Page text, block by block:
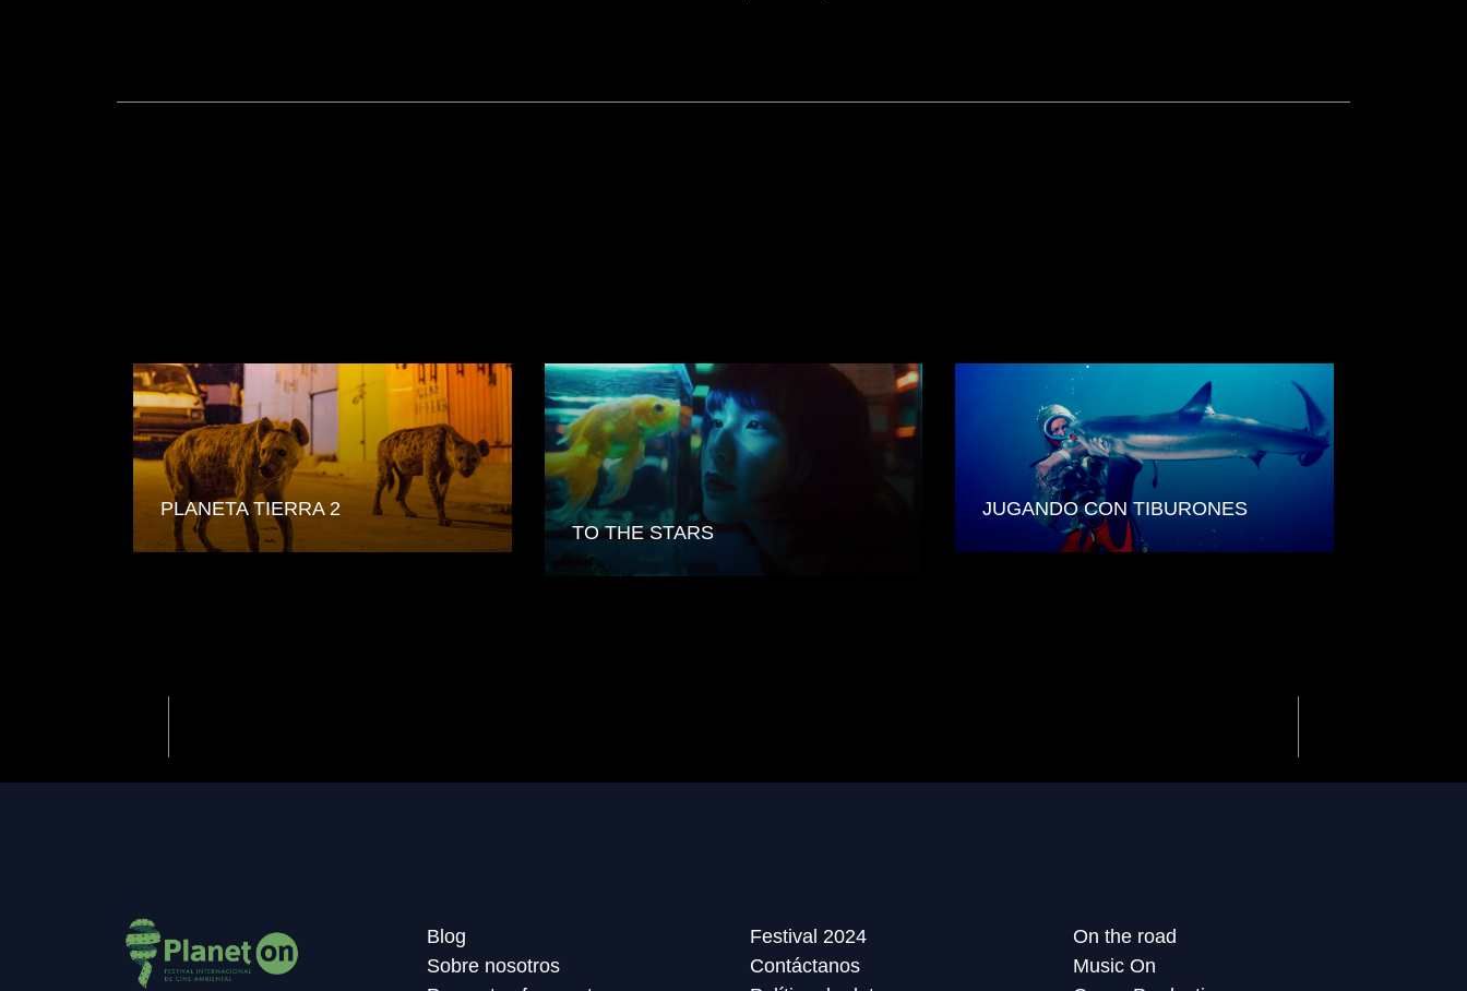
PLANETA TIERRA 2
TO THE STARS
JUGANDO CON TIBURONES
Blog
Sobre nosotros
Festival 2024
Contáctanos
On the road
Music On